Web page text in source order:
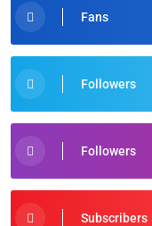
Fans
Followers
Followers
Subscribers